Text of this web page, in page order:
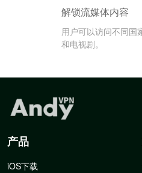
解锁流媒体内容
用户可以访问不同国
和电视剧。
产品
iOS下载